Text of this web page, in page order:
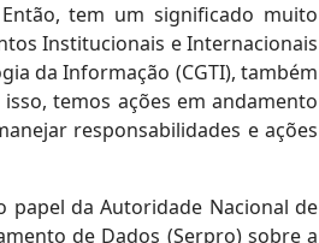
tem um significado muito
Institucionais e Internacionais
da Informação (CGTI), também
temos ações em andamento
responsabilidades e ações
papel da Autoridade Nacional de
de Dados (Serpro) sobre a